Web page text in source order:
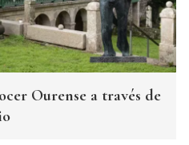
Ourense a través de